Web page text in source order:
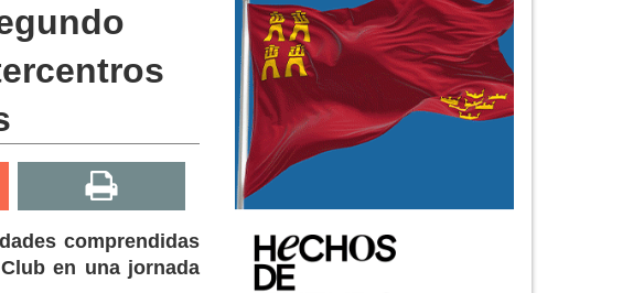
comprendidas
en una jornada